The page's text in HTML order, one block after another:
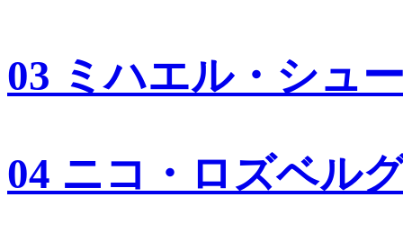
03 ミハエル・シュ
04 ニコ・ロズベル